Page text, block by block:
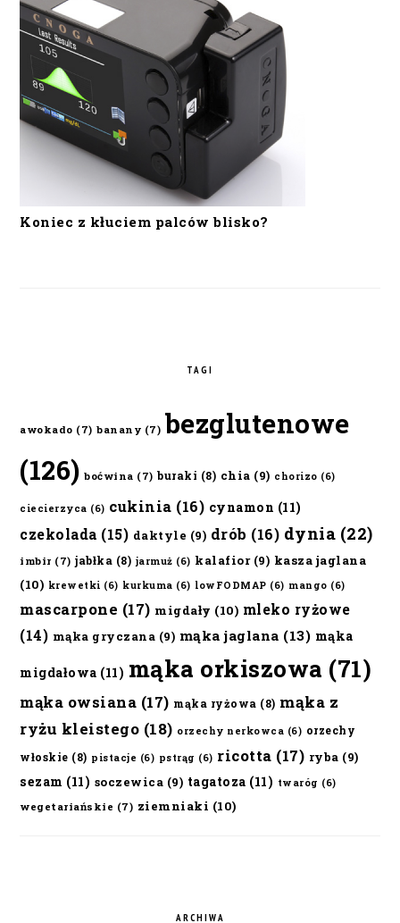
Koniec z kłuciem palców blisko?
TAGI
awokado (7) banany (7) bezglutenowe
(126) boćwina (7) buraki (8) chia (9) chorizo (6)
ciecierzyca (6) cukinia (16) cynamon (11)
czekolada (15) daktyle (9) drób (16) dynia (22)
imbir (7) jabłka (8) jarmuż (6) kalafior(9) kasza jaglana
(10) krewetki (6) kurkuma (6) lowFODMAP (6) mango (6)
mascarpone (17) migdały (10) mleko ryżowe
(14) mąka gryczana (9) mąka jaglana (13) mąka
migdałowa (11) mąka orkiszowa (71)
mąka owsiana (17) mąka ryżowa (8) mąka z
ryżu kleistego (18) orzechy nerkowca (6) orzechy
włoskie (8) pistacje (6) pstrąg (6) ricotta (17) ryba (9)
sezam (11) soczewica (9) tagatoza (11) twaróg (6)
wegetariańskie (7) ziemniaki (10)
ARCHIWA